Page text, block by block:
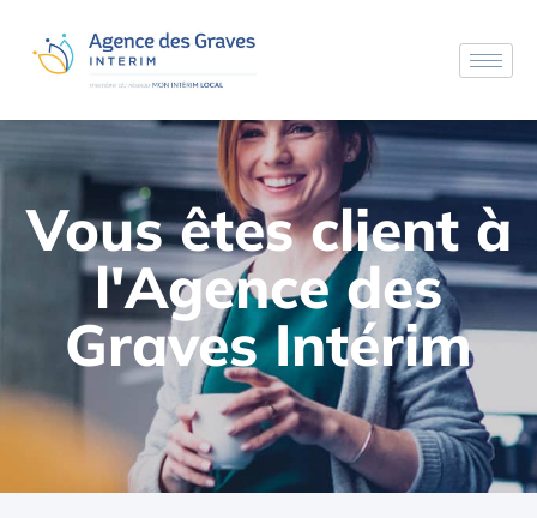
Vous êtes clients
Vous êtes client à
l'Agence des
Graves Intérim